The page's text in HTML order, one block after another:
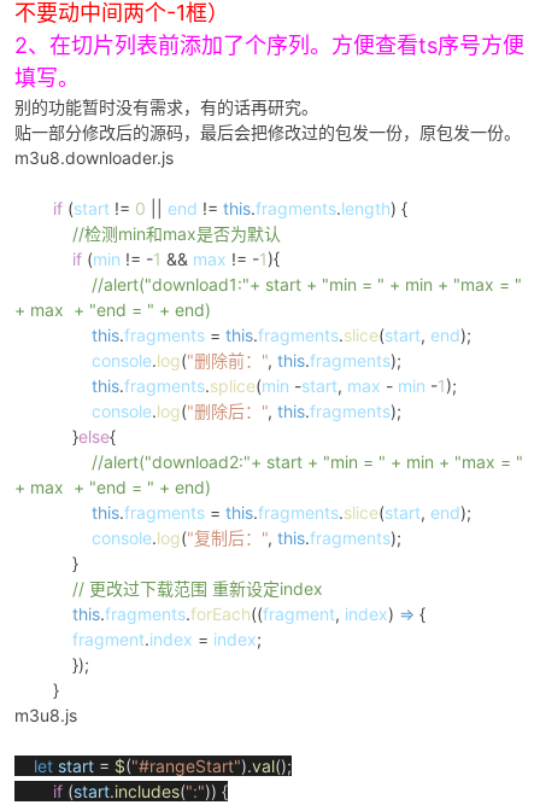
po
jie.
不要动中间两个-1框）
2、在切片列表前添加了个序列。方便查看ts序号方便
填写。
别的功能暂时没有需求，有的话再研究。
贴一部分修改后的源码，最后会把修改过的包发一份，原包发一份。
m3u8.downloader.js
if (start != 0 end != this.fragments.length) {
//检测min和max是否为默认
if (min != -1 && max != -1){
//alert("download1:"+ start + "min = " + min + "max = "
+ max + "end = " + end)
this.fragments = this.fragments.slice(start, end);
console.log("删除前：", this.fragments);
this.fragments.splice(min -start, max - min -1);
console.log("删除后：", this.fragments);
}else{
//alert("download2:"+ start + "min = " + min + "max = "
+ max + "end = " + end)
this.fragments = this.fragments.slice(start, end);
console.log("复制后：", this.fragments);
}
// 更改过下载范围 重新设定index
this.fragments.forEach((fragment, index) => {
fragment.index = index;
});
}
m3u8.js
let start = $("#rangeStart").val();
if (start.includes(":")) {